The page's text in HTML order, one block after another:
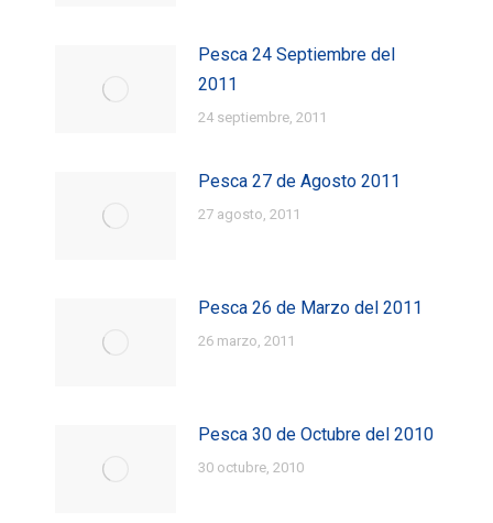
Pesca 24 Septiembre del
2011
24 septiembre, 2011
Pesca 27 de Agosto 2011
27 agosto, 2011
Pesca 26 de Marzo del 2011
26 marzo, 2011
Pesca 30 de Octubre del 2010
30 octubre, 2010